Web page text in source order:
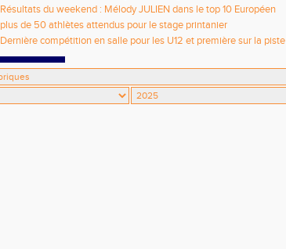
Résultats du weekend : Mélody JULIEN dans le top 10 Européen
plus de 50 athlètes attendus pour le stage printanier
Dernière compétition en salle pour les U12 et première sur la piste